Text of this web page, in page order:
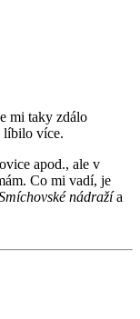
mi taky zdálo
líbilo více.
apod., ale v
Co mi vadí, je
nádražía